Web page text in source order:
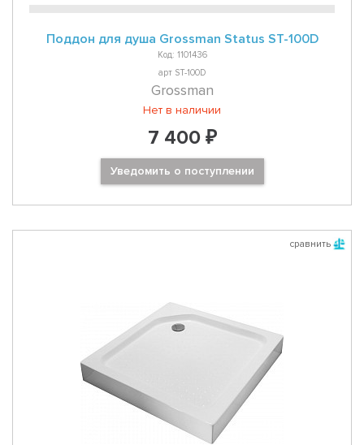
Поддон для душа Grossman Status ST-100D
Код: 1101436
арт ST-100D
Grossman
Нет в наличии
7 400 ₽
Уведомить о поступлении
сравнить